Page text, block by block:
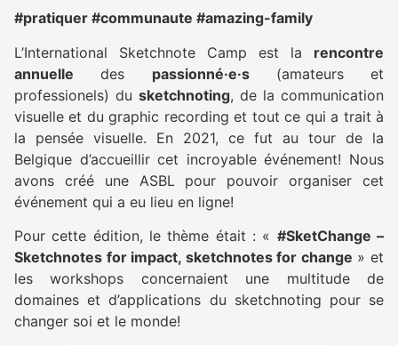
#pratiquer #communaute #amazing-family
L’International Sketchnote Camp est la rencontre
annuelle des passionné·e·s(amateurs et
professionels) du sketchnoting, de la communication
visuelle et du graphic recording et tout ce qui a trait à
la pensée visuelle. En 2021, ce fut au tour de la
Belgique d’accueillir cet incroyable événement! Nous
avons créé une ASBL pour pouvoir organiser cet
événement qui a eu lieu en ligne!
Pour cette édition, le thème était : « #SketChange –
Sketchnotes for impact, sketchnotes for change » et
les workshops concernaient une multitude de
domaines et d’applications du sketchnoting pour se
changer soi et le monde!